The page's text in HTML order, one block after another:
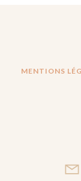
MENTIONS